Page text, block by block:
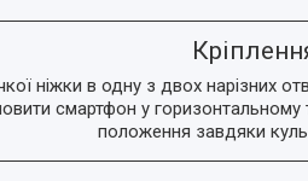
ніжки в одну з двох нарізних
смартфон у
положення завдяки